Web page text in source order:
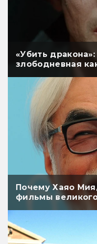
«Убить дракона»:
злободневная
Почему Хаяо
фильмы